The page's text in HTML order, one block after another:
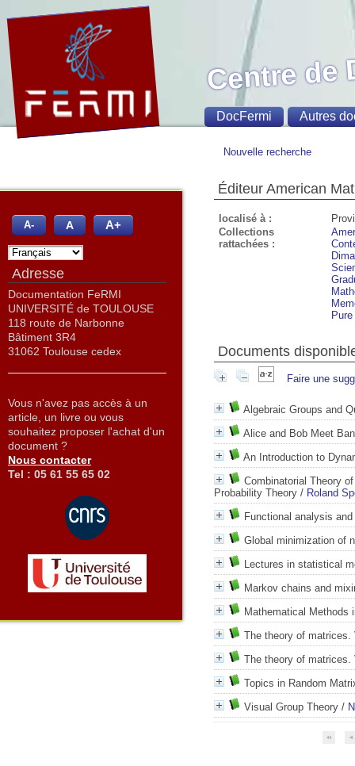
Nouvelle recherche
Éditeur American
localisé à :
Collections
rattachées :
Documents
Faire une
Algebraic Groups and
Alice and Bob Meet
An Introduction to
Combinatorial Theory
Probability Theory / Roland
Functional analysis
Global minimization of
Lectures in statistical
Markov chains and
Mathematical Methods
The theory of matrices.
The theory of matrices.
Topics in Random
Visual Group Theory /
Centre de
DocFermi Autres
A- A A+
Adresse
Documentation FeRMI
UNIVERSITÉ de TOULOUSE
118 route de Narbonne
Bâtiment 3R4
31062 Toulouse cedex
Vous n'avez pas accès à un
article, un livre ou vous
souhaitez proposer l'achat d'un
document ?
Nous contacter
Tel : 05 61 55 65 02